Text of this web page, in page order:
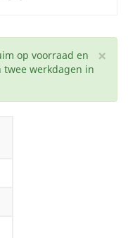
×
op voorraad en
werkdagen in